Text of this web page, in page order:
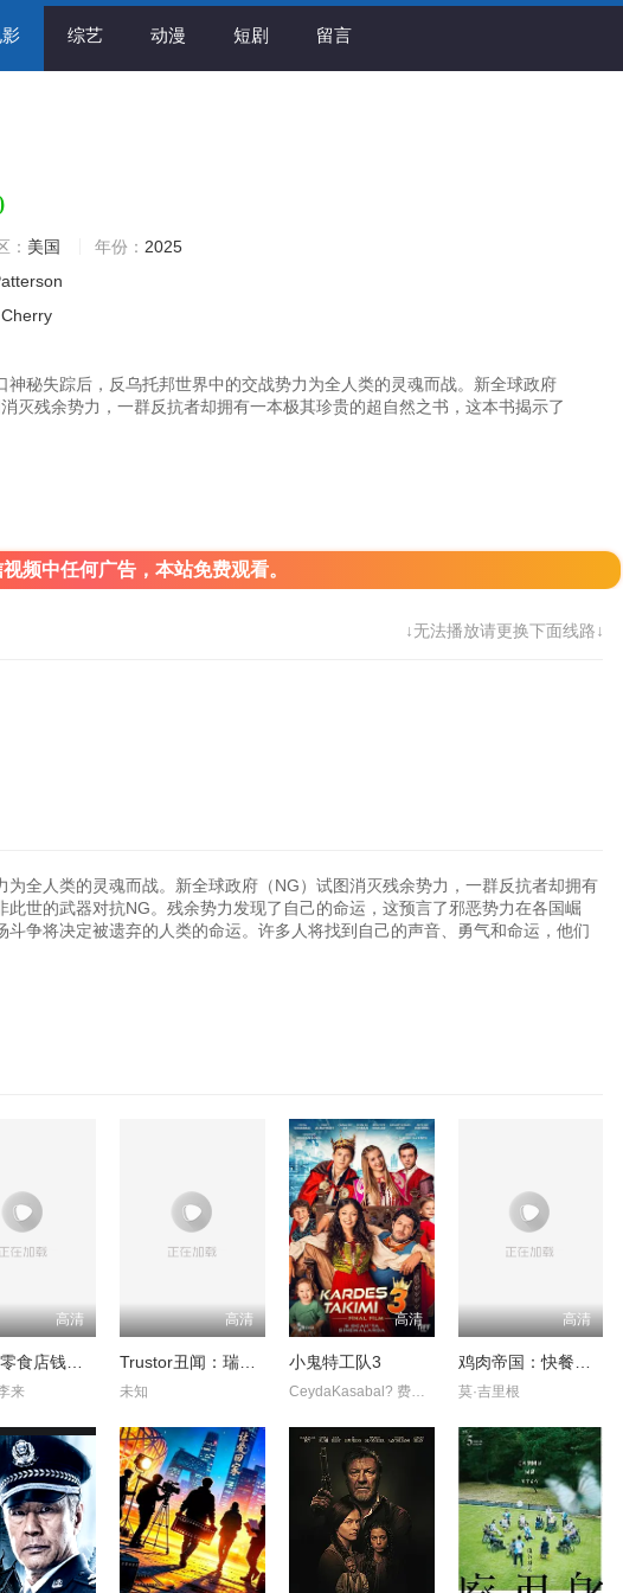
综艺 动漫 短剧 留言
： 美国 年份： 2025
Cherry
神秘失踪后，反乌托邦世界中的交战势力为全人类的灵魂而战。新全球政府
消灭残余势力，一群反抗者却拥有一本极其珍贵的超自然之书，这本书揭示了
频中任何广告，本站免费观看。
↓无法播放请更换下面线路↓
全人类的灵魂而战。新全球政府（NG）试图消灭残余势力，一群反抗者却拥有
世的武器对抗NG。残余势力发现了自己的命运，这预言了邪恶势力在各国崛
争将决定被遗弃的人类的命运。许多人将找到自己的声音、勇气和命运，他们
高清
奇怪的零食店钱天堂
来
高清
Trustor丑闻：瑞典金融案内幕
未知
高清
小鬼特工队3
CeydaKasabal? 费拉特·阿尔拜伦
高清
鸡肉帝国：快餐阴谋
莫·吉里根